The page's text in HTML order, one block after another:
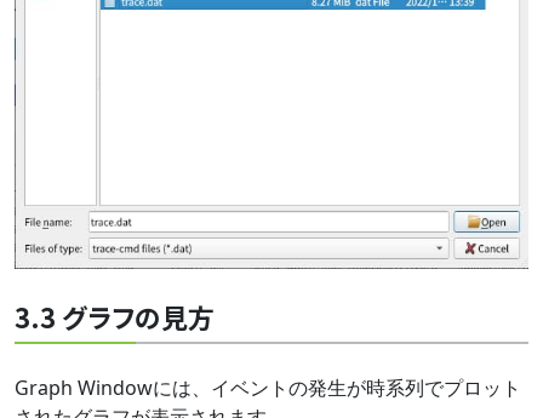
3.3 グラフの見方
Graph Windowには、イベントの発生が時系列でプロット